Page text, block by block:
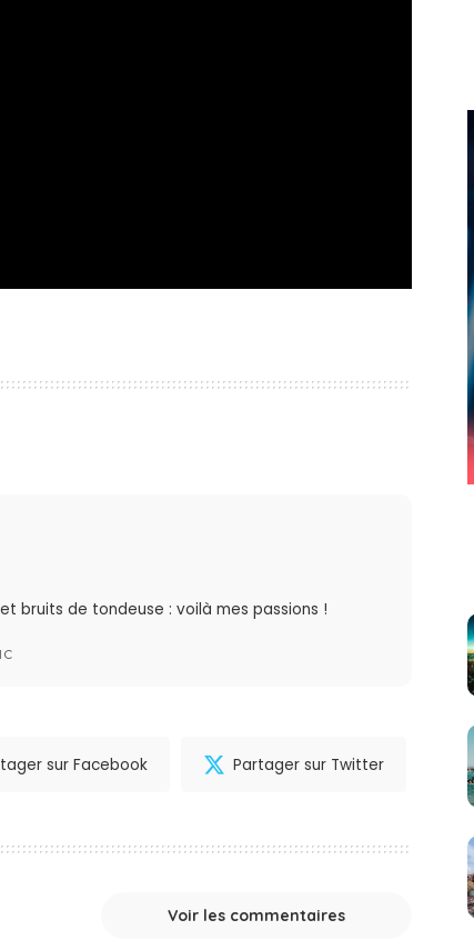
bruits de tondeuse : voilà mes passions !
sur Facebook Partager sur Twitter
Voir les commentaires